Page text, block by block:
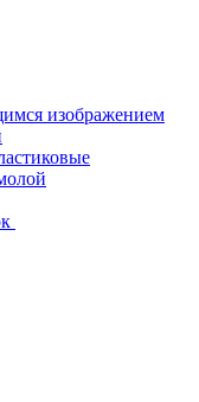
изображением